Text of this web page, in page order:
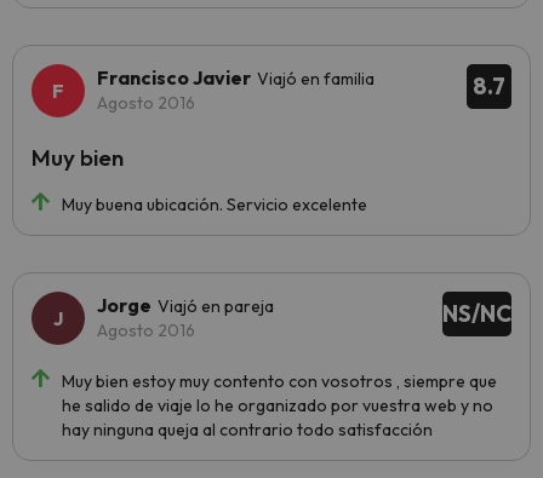
8.7
Francisco Javier Viajó en familia
Agosto 2016
Muy buena ubicación. Servicio excelente
Muy bien
NS/NC
Jorge Viajó en pareja
Agosto 2016
Muy bien estoy muy contento con vosotros , siempre que
he salido de viaje lo he organizado por vuestra web y no
hay ninguna queja al contrario todo satisfacción